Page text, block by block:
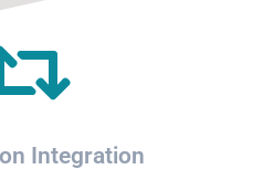
Integration